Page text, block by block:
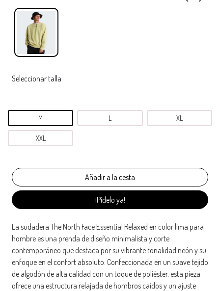
Seleccionar talla
M L XL
XXL
¡Pídelo ya!
La sudadera The North Face Essential Relaxed en color lima para
hombre es una prenda de diseño minimalista y corte
contemporáneo que destaca por su vibrante tonalidad neón y su
enfoque en el confort absoluto. Confeccionada en un suave tejido
de algodón de alta calidad con un toque de poliéster, esta pieza
ofrece una estructura relajada de hombros caídos y un ajuste